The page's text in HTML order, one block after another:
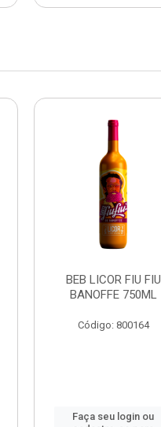
BEB LICOR FIU FIU
BANOFFE 750ML
Código: 800164
Faça seu login ou